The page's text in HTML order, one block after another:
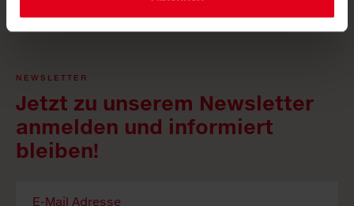
NEWSLETTER
Jetzt zu unserem Newsletter
anmelden und informiert
bleiben!